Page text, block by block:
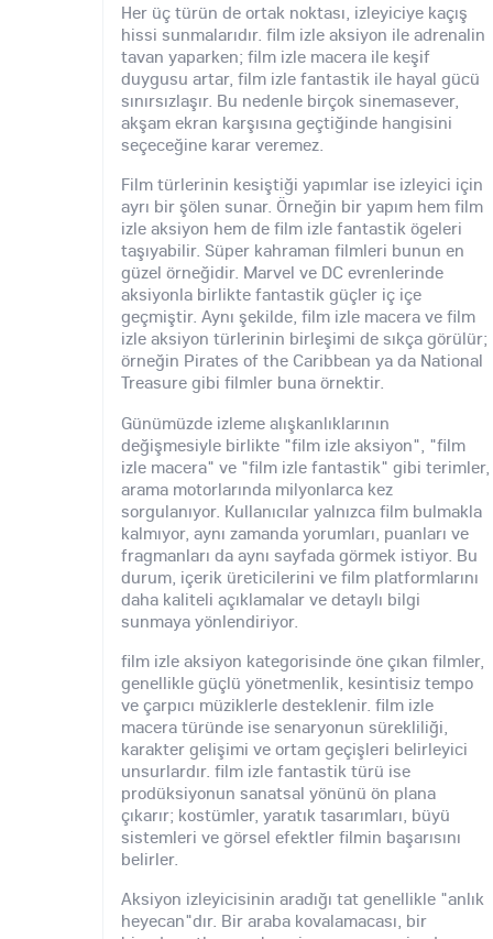
Her üç türün de ortak noktası, izleyiciye kaçış
hissi sunmalarıdır. film izle aksiyon ile adrenalin
tavan yaparken; film izle macera ile keşif
duygusu artar, film izle fantastik ile hayal gücü
sınırsızlaşır. Bu nedenle birçok sinemasever,
akşam ekran karşısına geçtiğinde hangisini
seçeceğine karar veremez.
Film türlerinin kesiştiği yapımlar ise izleyici için
ayrı bir şölen sunar. Örneğin bir yapım hem film
izle aksiyon hem de film izle fantastik ögeleri
taşıyabilir. Süper kahraman filmleri bunun en
güzel örneğidir. Marvel ve DC evrenlerinde
aksiyonla birlikte fantastik güçler iç içe
geçmiştir. Aynı şekilde, film izle macera ve film
izle aksiyon türlerinin birleşimi de sıkça görülür;
örneğin Pirates of the Caribbean ya da National
Treasure gibi filmler buna örnektir.
Günümüzde izleme alışkanlıklarının
değişmesiyle birlikte "film izle aksiyon", "film
izle macera" ve "film izle fantastik" gibi terimler,
arama motorlarında milyonlarca kez
sorgulanıyor. Kullanıcılar yalnızca film bulmakla
kalmıyor, aynı zamanda yorumları, puanları ve
fragmanları da aynı sayfada görmek istiyor. Bu
durum, içerik üreticilerini ve film platformlarını
daha kaliteli açıklamalar ve detaylı bilgi
sunmaya yönlendiriyor.
film izle aksiyon kategorisinde öne çıkan filmler,
genellikle güçlü yönetmenlik, kesintisiz tempo
ve çarpıcı müziklerle desteklenir. film izle
macera türünde ise senaryonun sürekliliği,
karakter gelişimi ve ortam geçişleri belirleyici
unsurlardır. film izle fantastik türü ise
prodüksiyonun sanatsal yönünü ön plana
çıkarır; kostümler, yaratık tasarımları, büyü
sistemleri ve görsel efektler filmin başarısını
belirler.
Aksiyon izleyicisinin aradığı tat genellikle "anlık
heyecan"dır. Bir araba kovalamacası, bir